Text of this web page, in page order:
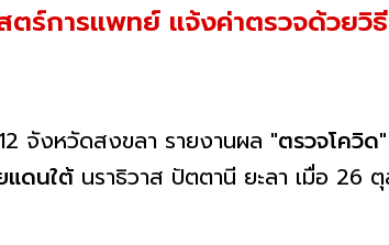
ร์การแพทย์ แจ้งค่าตรวจด้วยวิ
จังหวัดสงขลา รายงานผล "ตรวจโควิด"
แดนใต้ นราธิวาส ปัตตานี ยะลา เมื่อ 26